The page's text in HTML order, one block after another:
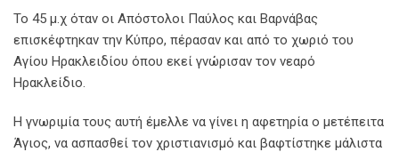
Το 45 μ.χ όταν οι Απόστολοι Παύλος και Βαρνάβας
επισκέφτηκαν την Κύπρο, πέρασαν και από το χωριό του
Αγίου Ηρακλειδίου όπου εκεί γνώρισαν τον νεαρό
Ηρακλείδιο.
Η γνωριμία τους αυτή έμελλε να γίνει η αφετηρία ο μετέπειτα
Άγιος, να ασπασθεί τον χριστιανισμό και βαφτίστηκε μάλιστα